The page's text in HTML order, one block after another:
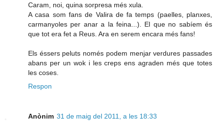
Caram, noi, quina sorpresa més xula.
A casa som fans de Valira de fa temps (paelles, planxes,
carmanyoles per anar a la feina...). El que no sabíem és
que tot era fet a Reus. Ara en serem encara més fans!
Els éssers peluts només podem menjar verdures passades
abans per un wok i les creps ens agraden més que totes
les coses.
Respon
Anònim 31 de maig del 2011, a les 18:33